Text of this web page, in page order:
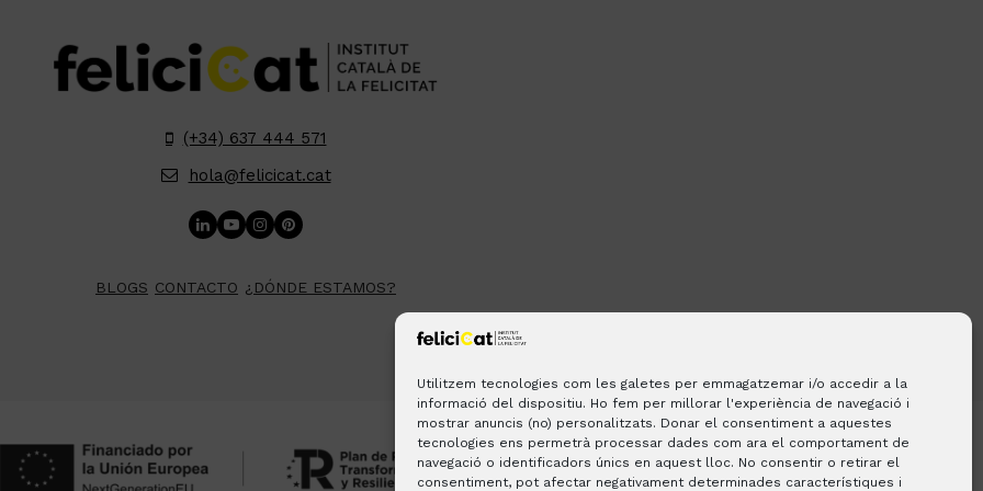
Utilitzem tecnologies com les galetes per emmagatzemar i/o accedir a la
informació del dispositiu. Ho fem per millorar l'experiència de navegació i
mostrar anuncis (no) personalitzats. Donar el consentiment a aquestes
tecnologies ens permetrà processar dades com ara el comportament de
navegació o identificadors únics en aquest lloc. No consentir o retirar el
consentiment, pot afectar negativament determinades característiques i
(+34) 637 444 571
hola@felicicat.cat
LinkedIn
YouTube
Instagram
Pinterest
BLOGS CONTACTO ¿DÓNDE ESTAMOS?